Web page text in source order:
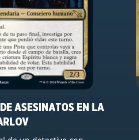
ASESINATOS EN LA